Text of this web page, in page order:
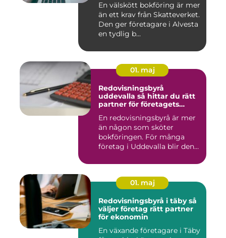
En välskött bokföring är mer
än ett krav från Skatteverket.
Den ger företagare i Alvesta
en tydlig b...
01. maj
Redovisningsbyrå
uddevalla så hittar du rätt
partner för företagets
En redovisningsbyrå är mer
än någon som sköter
bokföringen. För många
företag i Uddevalla blir den
01. maj
Redovisningsbyrå i täby så
väljer företag rätt partner
för ekonomin
En växande företagare i Täby